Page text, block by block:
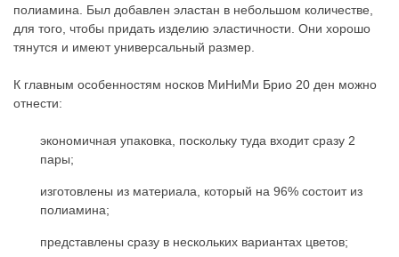
полиамина. Был добавлен эластан в небольшом количестве,
для того, чтобы придать изделию эластичности. Они хорошо
тянутся и имеют универсальный размер.
К главным особенностям носков МиНиМи Брио 20 ден можно
отнести:
экономичная упаковка, поскольку туда входит сразу 2
пары;
изготовлены из материала, который на 96% состоит из
полиамина;
представлены сразу в нескольких вариантах цветов;